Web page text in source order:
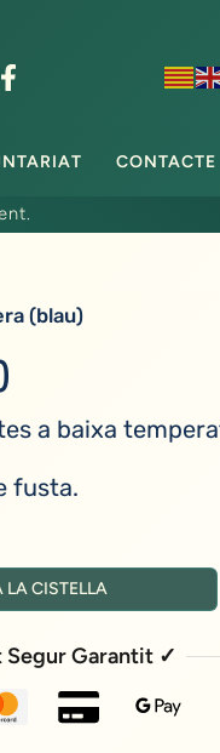
CONTACTE
(blau)
a baixa
fusta.
LA CISTELLA
Segur Garantit ✓